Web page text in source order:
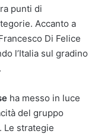
punti di
Accanto a
Di Felice
l’Italia sul gradino
ha messo in luce
del gruppo
Le strategie